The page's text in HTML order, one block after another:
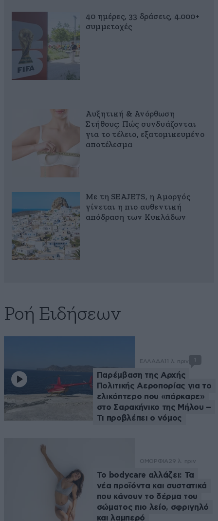
40 ημέρες, 33 δράσεις, 4.000+
συμμετοχές
Αυξητική & Ανόρθωση
Στήθους: Πώς συνδυάζονται
για το τέλειο, εξατομικευμένο
αποτέλεσμα
Με τη SEAJETS, η Αμοργός
γίνεται η πιο αυθεντική
απόδραση των Κυκλάδων
Ροή Ειδήσεων
ΕΛΛΑΔΑ 11 λ. πριν
Παρέμβαση της Αρχής
Πολιτικής Αεροπορίας για το
ελικόπτερο που «πάρκαρε»
στο Σαρακήνικο της Μήλου –
Τι προβλέπει ο νόμος
ΟΜΟΡΦΙΑ29 λ. πριν
Το bodycare αλλάζει: Τα
νέα προϊόντα και συστατικά
που κάνουν το δέρμα του
σώματος πιο λείο, σφριγηλό
και λαμπερό